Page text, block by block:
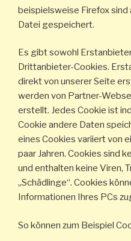
beispielsweise Firefox sind
Datei gespeichert.
Es gibt sowohl
Drittanbieter-Cookies.
direkt von unserer Seite
werden von Partner-
erstellt. Jedes Cookie ist
Cookie andere Daten
eines Cookies variiert von
paar Jahren. Cookies sind
und enthalten keine Viren,
„Schädlinge“. Cookies
Informationen Ihres PCs
So können zum Beispiel